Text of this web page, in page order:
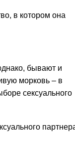
в котором она
бывают и
морковь – в
сексуального